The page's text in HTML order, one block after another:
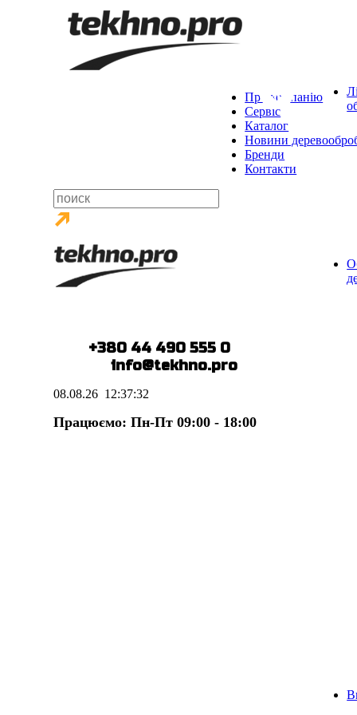
Про компанію
Сервіс
Каталог
Новини
Бренди
Контакти
+380 44 490 555 0
info@tekhno.pro
08.08.26 12:37:33
Працюємо: Пн-Пт 09:00 - 18:00